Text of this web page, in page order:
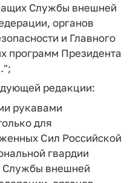
Службы внешней
органов
и Главного
программ Президента
редакции:
рукавами
для
Сил Российской
гвардии
Службы внешней